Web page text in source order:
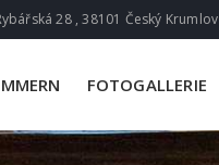
28 , 38101 Český Krumlov
FOTOGALLERIE